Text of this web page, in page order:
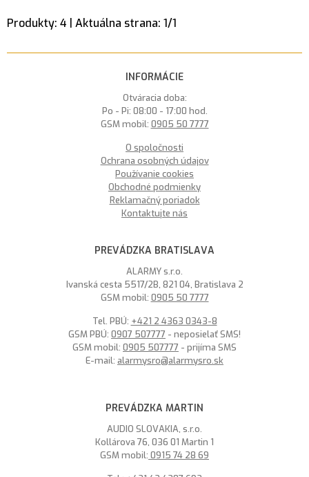
Produkty: 4 | Aktuálna strana: 1/1
INFORMÁCIE
Otváracia doba:
Po - Pi: 08:00 - 17:00 hod.
GSM mobil: 0905 50 7777
O spoločnosti
Ochrana osobných údajov
Používanie cookies
Obchodné podmienky
Reklamačný poriadok
Kontaktujte nás
PREVÁDZKA BRATISLAVA
ALARMY s.r.o.
Ivanská cesta 5517/2B, 821 04, Bratislava 2
GSM mobil: 0905 50 7777
Tel. PBÚ: +421 2 4363 0343-8
GSM PBÚ: 0907 507777 - neposielať SMS!
GSM mobil: 0905 507777 - prijíma SMS
E-mail: alarmysro@alarmysro.sk
PREVÁDZKA MARTIN
AUDIO SLOVAKIA, s.r.o.
Kollárova 76, 036 01 Martin 1
GSM mobil: 0915 74 28 69